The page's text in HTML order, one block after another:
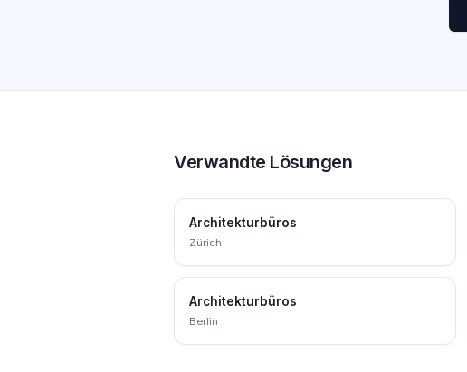
Verwandte Lösungen
Architekturbüros
Zürich
Architekturbüros
Berlin